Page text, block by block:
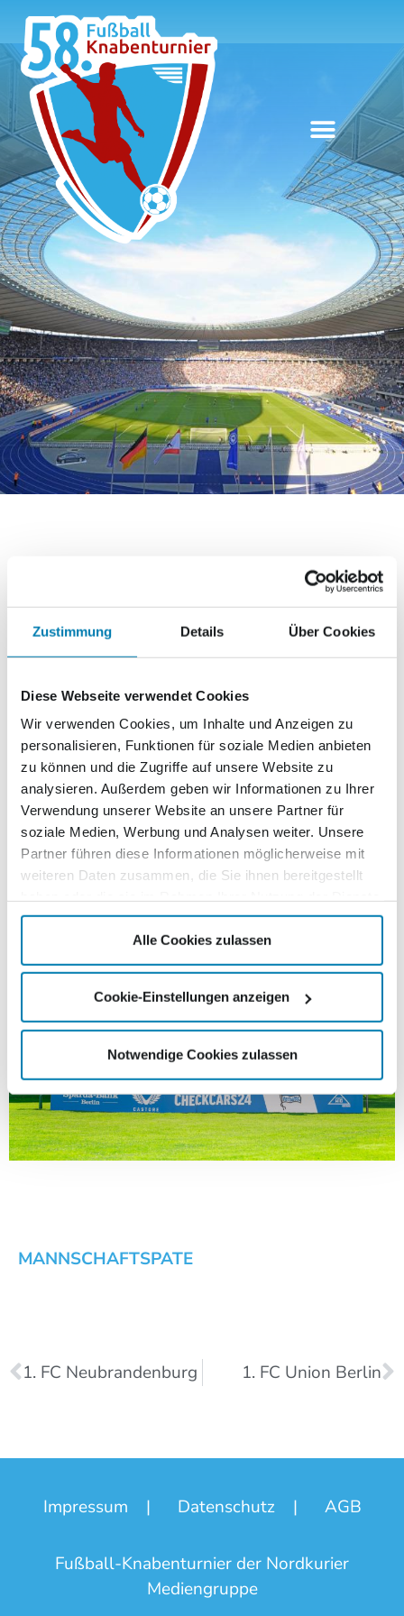
Zustimmung Details Über Cookies
Diese Webseite verwendet Cookies
Wir verwenden Cookies, um Inhalte und Anzeigen zu
personalisieren, Funktionen für soziale Medien anbieten
zu können und die Zugriffe auf unsere Website zu
analysieren. Außerdem geben wir Informationen zu Ihrer
Verwendung unserer Website an unsere Partner für
soziale Medien, Werbung und Analysen weiter. Unsere
Partner führen diese Informationen möglicherweise mit
weiteren Daten zusammen, die Sie ihnen bereitgestellt
gesammelt haben.
Alle Cookies zulassen
Cookie-Einstellungen anzeigen
Notwendige Cookies zulassen
HERTHA BSC BERLIN
Wir freuen uns wieder als Teilnehmer beim
hochklassig besetzten Fußball-Knabenturnier
interessante, hochwertige sportliche Vergleiche
mit einer außergewöhnlichen Zuschauerkulisse in
der Halle. Wir blicken voller Vorfreude auf das
Turnier und versuchen, wie bei den
vorangegangenen Turnieren und insbesondere
wie beim Turnier in diesem Jahr mit guten
Leistungen dem Gegner Paroli bieten zu können.
MANNSCHAFTSPATE
1. FC Neubrandenburg 1. FC Union Berlin
Impressum | Datenschutz| AGB
Fußball-Knabenturnier der Nordkurier
Mediengruppe